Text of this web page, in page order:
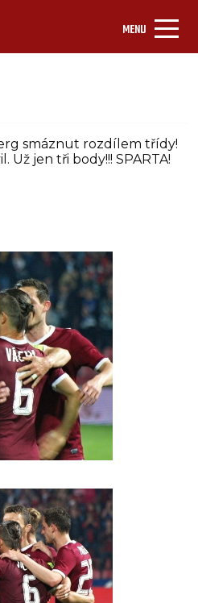
MENU
smáznut rozdílem třídy!
jen tři body!!! SPARTA!